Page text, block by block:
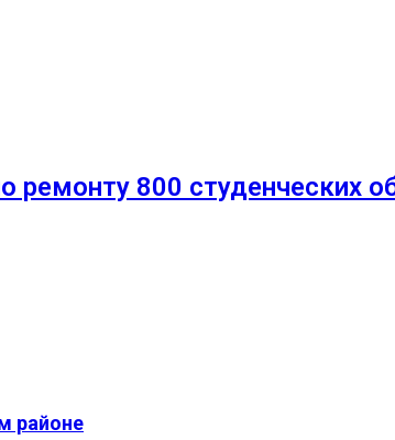
ремонту 800 студенческих
районе